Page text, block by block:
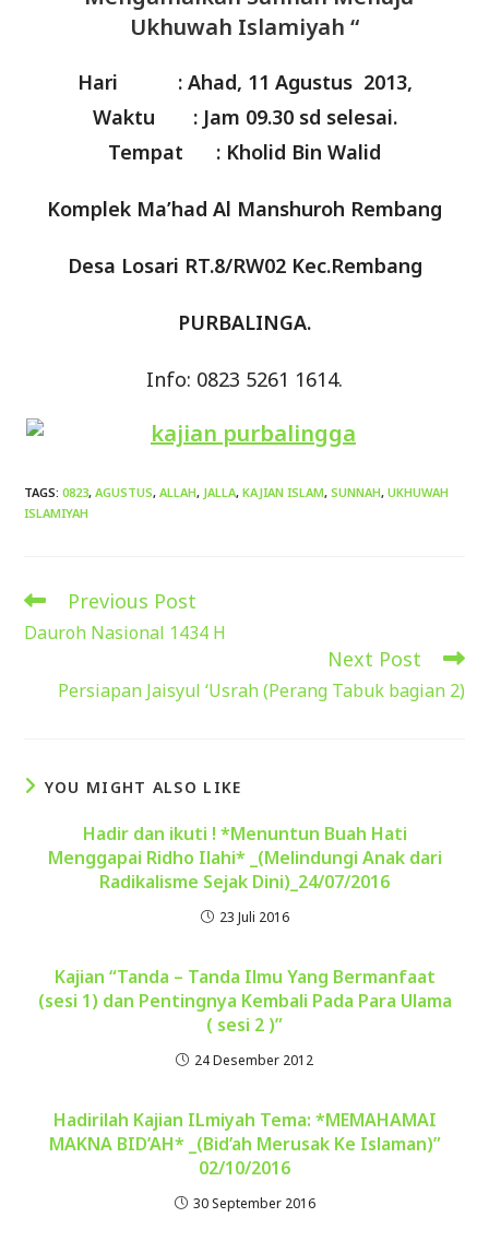
Ukhuwah Islamiyah “
Hari : Ahad, 11 Agustus 2013,
Waktu : Jam 09.30 sd selesai.
Tempat : Kholid Bin Walid
Komplek Ma’had Al Manshuroh Rembang
Desa Losari RT.8/RW02 Kec.Rembang
PURBALINGA.
Info: 0823 5261 1614.
TAGS:0823, AGUSTUS, ALLAH, JALLA, KAJIAN ISLAM, SUNNAH, UKHUWAH
ISLAMIYAH
Read
articles
Previous Post
Dauroh Nasional 1434 H
Next Post
Persiapan Jaisyul ‘Usrah (Perang Tabuk bagian 2)
YOU MIGHT ALSO LIKE
Hadir dan ikuti ! *Menuntun Buah Hati
Menggapai Ridho Ilahi* _(Melindungi Anak dari
Radikalisme Sejak Dini)_24/07/2016
23 Juli 2016
Kajian “Tanda – Tanda Ilmu Yang Bermanfaat
(sesi 1) dan Pentingnya Kembali Pada Para Ulama
( sesi 2 )”
24 Desember 2012
Hadirilah Kajian ILmiyah Tema: *MEMAHAMAI
MAKNA BID’AH* _(Bid’ah Merusak Ke Islaman)”
02/10/2016
30 September 2016